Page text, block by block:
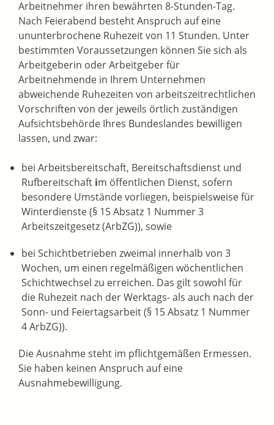
Arbeitnehmer ihren bewährten 8-Stunden-Tag.
Nach Feierabend besteht Anspruch auf eine
ununterbrochene Ruhezeit von 11 Stunden. Unter
bestimmten Voraussetzungen können Sie sich als
Arbeitgeberin oder Arbeitgeber für
Arbeitnehmende in Ihrem Unternehmen
abweichende Ruhezeiten von arbeitszeitrechtlichen
Vorschriften von der jeweils örtlich zuständigen
Aufsichtsbehörde Ihres Bundeslandes bewilligen
lassen, und zwar:
bei Arbeitsbereitschaft, Bereitschaftsdienst und
Rufbereitschaft im öffentlichen Dienst, sofern
besondere Umstände vorliegen, beispielsweise für
Winterdienste (§ 15 Absatz 1 Nummer 3
Arbeitszeitgesetz (ArbZG)), sowie
bei Schichtbetrieben zweimal innerhalb von 3
Wochen, um einen regelmäßigen wöchentlichen
Schichtwechsel zu erreichen. Das gilt sowohl für
die Ruhezeit nach der Werktags- als auch nach der
Sonn- und Feiertagsarbeit (§ 15 Absatz 1 Nummer
4 ArbZG)).
Die Ausnahme steht im pflichtgemäßen Ermessen.
Sie haben keinen Anspruch auf eine
Ausnahmebewilligung.